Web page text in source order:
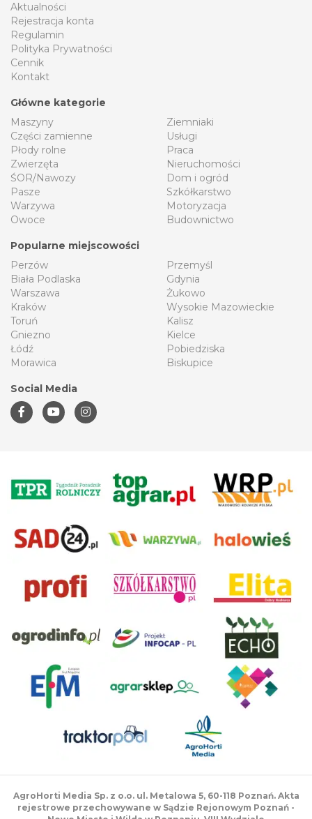
Aktualności
Rejestracja konta
Regulamin
Polityka Prywatności
Cennik
Kontakt
Główne kategorie
Maszyny
Części zamienne
Płody rolne
Zwierzęta
ŚOR/Nawozy
Pasze
Warzywa
Owoce
Ziemniaki
Usługi
Praca
Nieruchomości
Dom i ogród
Szkółkarstwo
Motoryzacja
Budownictwo
Popularne miejscowości
Perzów
Biała Podlaska
Warszawa
Kraków
Toruń
Gniezno
Łódź
Morawica
Przemyśl
Gdynia
Żukowo
Wysokie Mazowieckie
Kalisz
Kielce
Pobiedziska
Biskupice
Social Media
AgroHorti Media Sp. z o.o. ul. Metalowa 5, 60-118 Poznań. Akta
rejestrowe przechowywane w Sądzie Rejonowym Poznań -